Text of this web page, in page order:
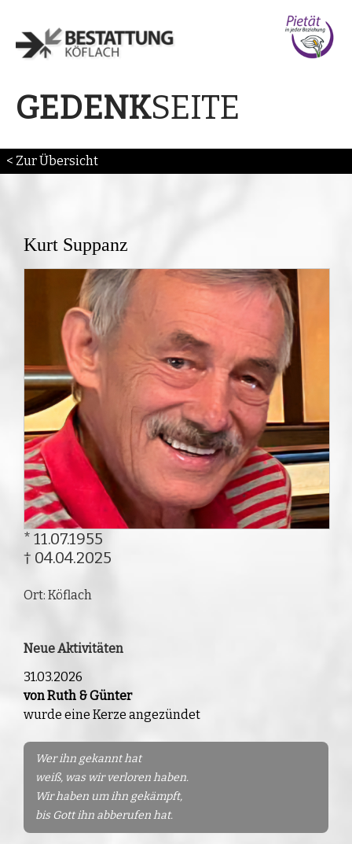
GEDENKSEITE
< Zur Übersicht
Kurt Suppanz
* 11.07.1955
† 04.04.2025
Ort: Köflach
Neue Aktivitäten
31.03.2026
von Ruth & Günter
wurde eine Kerze angezündet
Wer ihn gekannt hat
weiß, was wir verloren haben.
Wir haben um ihn gekämpft,
bis Gott ihn abberufen hat.